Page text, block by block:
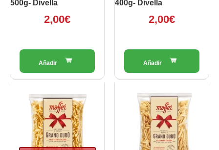
500g- Divella
2,00€
400g- Divella
2,00€